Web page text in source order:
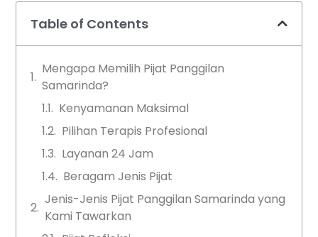
Table of Contents
Mengapa Memilih Pijat Panggilan
Samarinda?
Kenyamanan Maksimal
Pilihan Terapis Profesional
Layanan 24 Jam
Beragam Jenis Pijat
Jenis-Jenis Pijat Panggilan Samarinda yang
Kami Tawarkan